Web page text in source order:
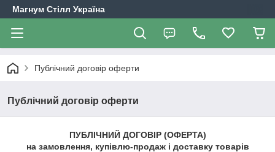
Магнум Стілл Україна
Публічний договір оферти
Публічний договір оферти
ПУБЛІЧНИЙ ДОГОВІР (ОФЕРТА)
на замовлення, купівлю-продаж і доставку товарів